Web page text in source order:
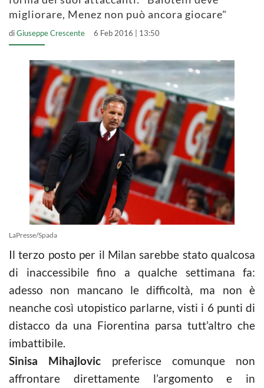
migliorare, Menez non può ancora giocare"
diGiuseppe Crescente 6 Feb 2016 | 13:50
LaPresse/Spada
Il terzo posto per il Milan sarebbe stato qualcosa
di inaccessibile fino a qualche settimana fa:
adesso non mancano le difficoltà, ma non è
neanche così utopistico parlarne, visti i 6 punti di
distacco da una Fiorentina parsa tutt’altro che
imbattibile.
Sinisa Mihajlovic preferisce comunque non
affrontare direttamente l’argomento e in